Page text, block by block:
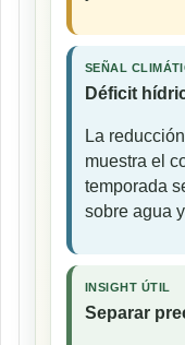
SEÑAL
Déficit
La
muestra el
temporada
sobre agua
INSIGHT ÚTIL
Separar